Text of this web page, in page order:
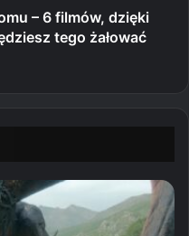
– 6 filmów, dzięki
tego żałować